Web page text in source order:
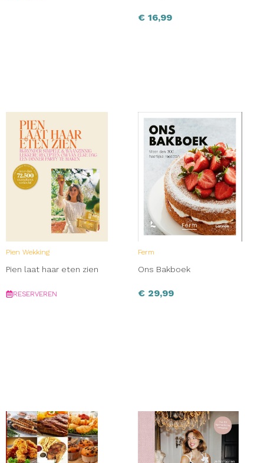
€ 16,99
Pien Wekking
Pien laat haar eten zien
RESERVEREN
Ferm
Ons Bakboek
€ 29,99